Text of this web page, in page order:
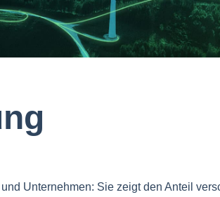
Unternehmen: Sie zeigt den Anteil